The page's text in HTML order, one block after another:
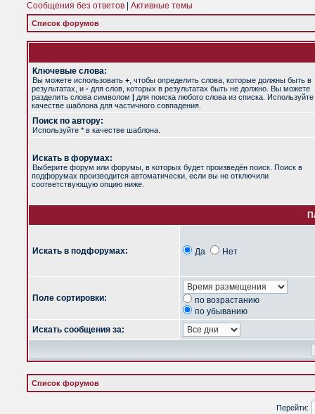
Сообщения без ответов Активные темы
Список форумов
Ключевые слова:
Вы можете использовать + , чтобы определить слова, которые должны быть в
результатах, и - для слов, которых в результатах быть не должно. Вы можете
разделить слова символом | для поиска любого слова из списка. Используйте
качестве шаблона для частичного совпадения.
Поиск по автору:
Используйте * в качестве шаблона.
Искать в форумах:
Выберите форум или форумы, в которых будет произведён поиск. Поиск в
подфорумах производится автоматически, если вы не отключили
соответствующую опцию ниже.
Искать в подфорумах: Да Нет
Поле сортировки:
по возрастанию
по убыванию
Искать сообщения за:
Список форумов
Перейти: